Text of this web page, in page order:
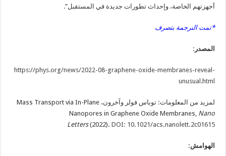
أجهزتهم الخاصة، وإحداث تطورات جديدة في المستقبل”.
*تمت النرجمة بتصرف
المصدر:
https://phys.org/news/2022-08-graphene-oxide-membranes-reveal-
unusual.html
لمزيد من المعلومات: توباس فولر وآخرون، Mass Transport via In-Plane
Nanopores in Graphene Oxide Membranes, Nano
Letters(2022). DOI: 10.1021/acs.nanolett.2c01615
الهوامش: